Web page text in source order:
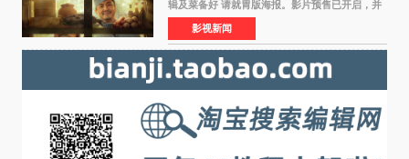
辑及菜备好 请就胃版海报。影片预售已开启，并
将于8月8日至10日14:00-21:00举行全国超前点
映。电影《欢迎来龙餐馆》作为战争美食喜剧大
片，讲述了中国
影视新闻